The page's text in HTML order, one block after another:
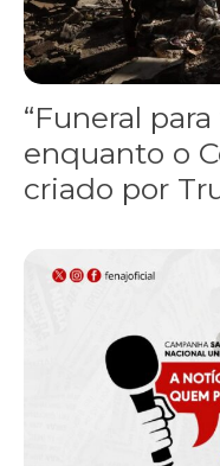
“Funeral
enquanto o
criado por
Assinada nova CCT de